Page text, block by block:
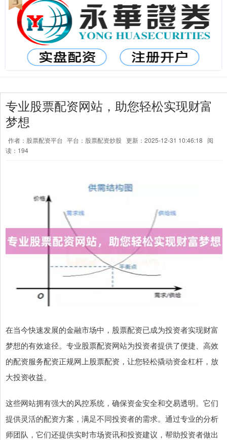
专业股票配资网站，助您轻松实现财富
梦想
作者：股票配资平台 平台：股票配资炒股 更新：2025-12-31 10:46:18
阅
读：194
在当今快速发展的金融市场中，股票配资已成为投资者实现财富
梦想的有效途径。专业股票配资网站为投资者提供了便捷、高效
的配资服务配资正规网上股票配资，让您轻松撬动资金杠杆，放
大投资收益。
这些网站拥有强大的风控系统，确保资金安全和交易透明。它们
提供灵活的配资方案，满足不同投资者的需求。通过专业的分析
师团队，它们还提供实时市场资讯和投资建议，帮助投资者做出